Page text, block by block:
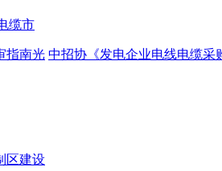
缆市
指南光 中招协《发电企业电线电缆采
区建设